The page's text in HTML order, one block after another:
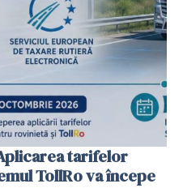
tarifelor
TollRo va începe